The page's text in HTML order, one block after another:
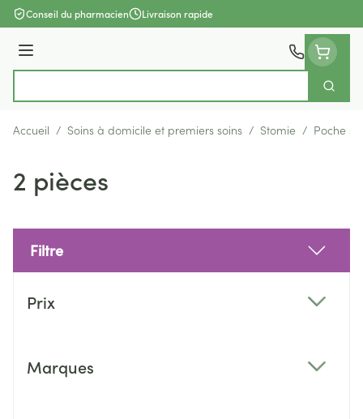
Aller au contenu
Conseil du pharmacien Livraison rapide
Menu
Accueil / Soins à domicile et premiers soins / Stomie / Poche
2 pièces
Filtre
Prix
Marques